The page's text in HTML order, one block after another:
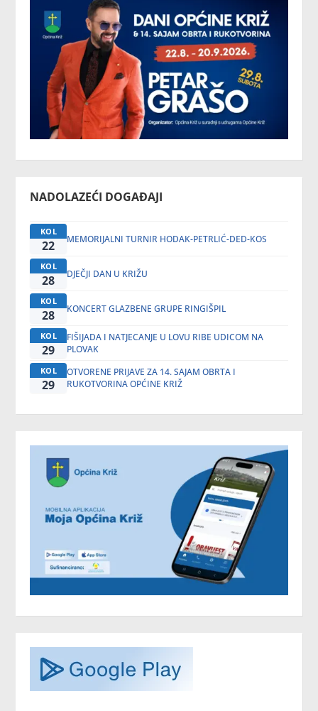
NADOLAZEĆI DOGAĐAJI
KOL
22 MEMORIJALNI TURNIR HODAK-PETRLIĆ-DED-KOS
KOL
28 DJEČJI DAN U KRIŽU
KOL
28 KONCERT GLAZBENE GRUPE RINGIŠPIL
KOL
29
FIŠIJADA I NATJECANJE U LOVU RIBE UDICOM NA
PLOVAK
KOL
29
OTVORENE PRIJAVE ZA 14. SAJAM OBRTA I
RUKOTVORINA OPĆINE KRIŽ